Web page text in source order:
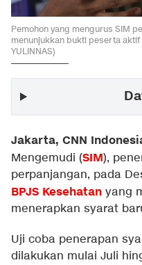
Pemohon yang mengurus SIM
menunjukkan bukti peserta aktif
YULINNAS)
Jakarta, CNN
Mengemudi (SIM),
perpanjangan, pada
BPJS Kesehatan yang
menerapkan syarat
Uji coba penerapan
dilakukan mulai Juli